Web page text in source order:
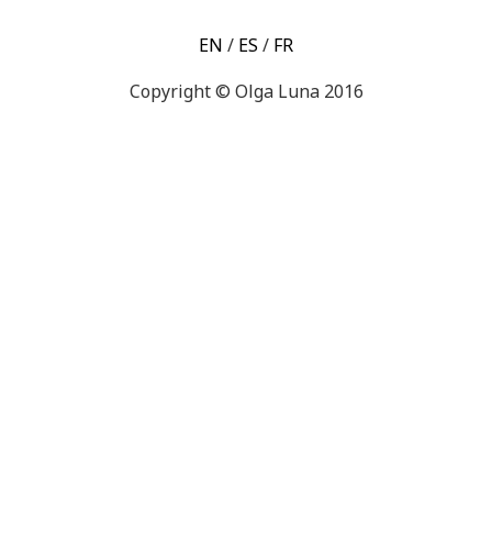
EN / ES / FR
Copyright © Olga Luna 2016